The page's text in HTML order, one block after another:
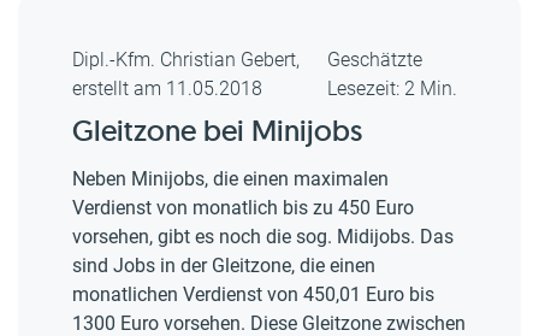
Dipl.-Kfm. Christian Gebert,
erstellt am 11.05.2018
Geschätzte
Lesezeit: 2 Min.
Gleitzone bei Minijobs
Neben Minijobs, die einen maximalen
Verdienst von monatlich bis zu 450 Euro
vorsehen, gibt es noch die sog. Midijobs. Das
sind Jobs in der Gleitzone, die einen
monatlichen Verdienst von 450,01 Euro bis
1300 Euro vorsehen. Diese Gleitzone zwischen